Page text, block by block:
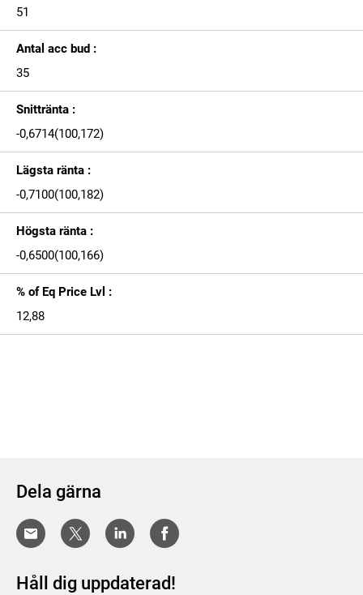
51
Antal acc bud :
35
Snittränta :
-0,6714(100,172)
Lägsta ränta :
-0,7100(100,182)
Högsta ränta :
-0,6500(100,166)
% of Eq Price Lvl :
12,88
Dela gärna
Håll dig uppdaterad!